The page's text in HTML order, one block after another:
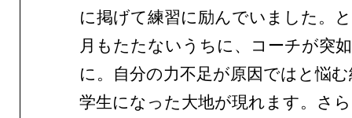
に掲げて練習に励んでいました。
月もたたないうちに、コーチが突
に。自分の力不足が原因ではと悩
学生になった大地が現れます。さ